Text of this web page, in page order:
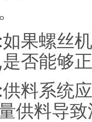
果螺丝
否能够
料系统
供料导